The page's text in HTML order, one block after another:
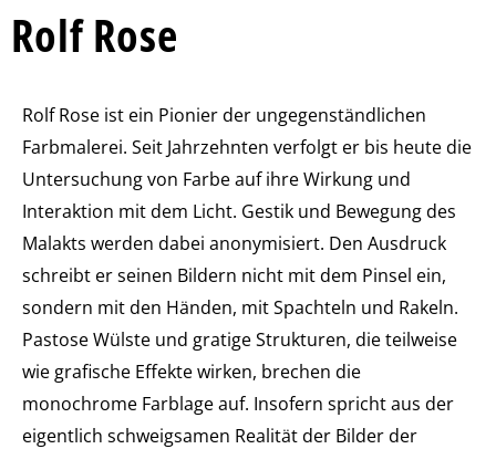
Rolf Rose
Rolf Rose ist ein Pionier der ungegenständlichen
Farbmalerei. Seit Jahrzehnten verfolgt er bis heute die
Untersuchung von Farbe auf ihre Wirkung und
Interaktion mit dem Licht. Gestik und Bewegung des
Malakts werden dabei anonymisiert. Den Ausdruck
schreibt er seinen Bildern nicht mit dem Pinsel ein,
sondern mit den Händen, mit Spachteln und Rakeln.
Pastose Wülste und gratige Strukturen, die teilweise
wie grafische Effekte wirken, brechen die
monochrome Farblage auf. Insofern spricht aus der
eigentlich schweigsamen Realität der Bilder der